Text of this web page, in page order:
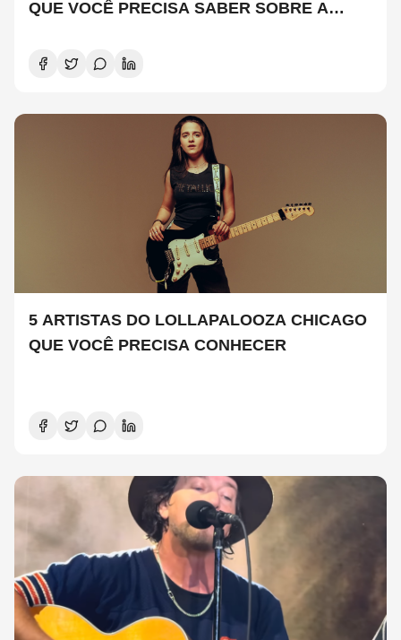
QUE VOCÊ PRECISA SABER SOBRE A
5 ARTISTAS DO LOLLAPALOOZA CHICAGO
QUE VOCÊ PRECISA CONHECER